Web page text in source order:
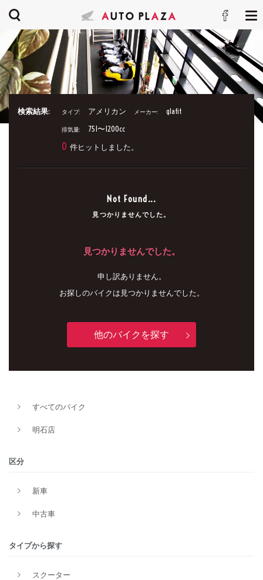
検索結果: タイプ: アメリカン メーカー: glafit
排気量: 751〜1200cc
0 件ヒットしました。
Not Found...
見つかりませんでした。
見つかりませんでした。
申し訳ありません。
お探しのバイクは見つかりませんでした。
他のバイクを探す
すべてのバイク
明石店
区分
新車
中古車
タイプから探す
スクーター
メーカー